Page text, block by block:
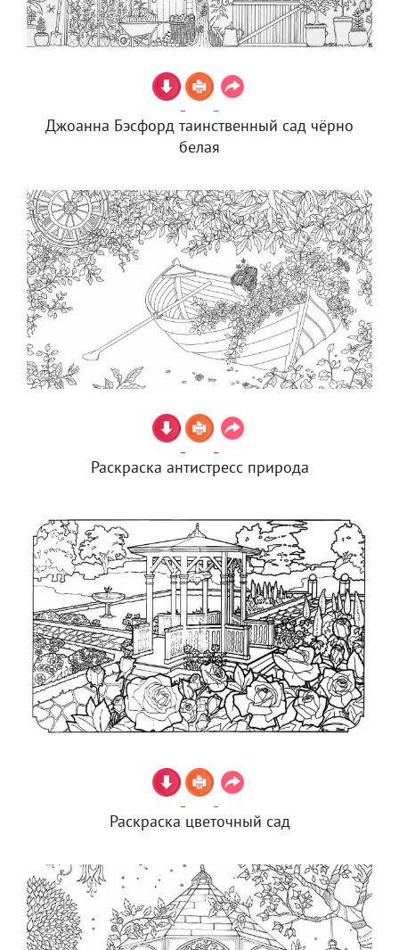
Джоанна Бэсфорд таинственный сад чёрно
белая
Раскраска антистресс природа
Раскраска цветочный сад